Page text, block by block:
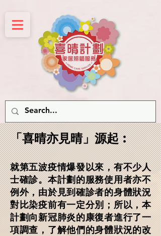
​「喜晴亦見晴」源起︰
就第五波疫情爆發以來，有不少人
士確診。本計劃的服務使用者亦不
例外，由於見到確診者的身體狀況
對比染疫前有一定分別；所以，本
計劃向新冠肺炎的康復者進行了一
項調查，了解他們的身體狀況的改